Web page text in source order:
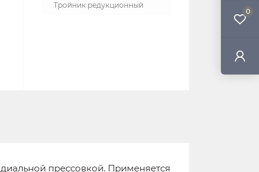
0
Тройник редукционный
прессовкой. Применяется